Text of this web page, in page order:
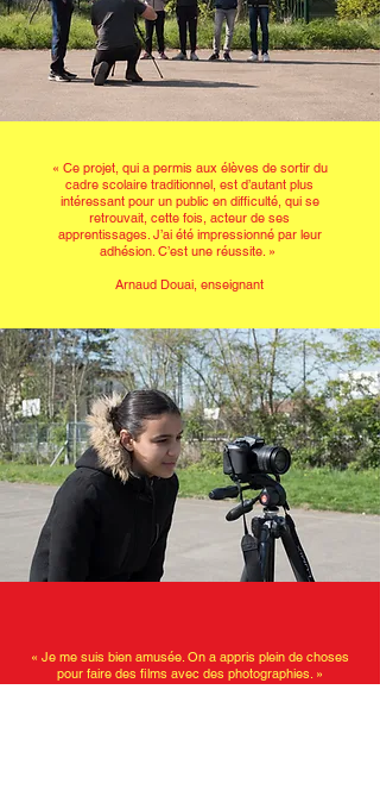
« Ce projet, qui a permis aux élèves de sortir du
cadre scolaire traditionnel, est d’autant plus
intéressant pour un public en difficulté, qui se
retrouvait, cette fois, acteur de ses
apprentissages. J’ai été impressionné par leur
adhésion. C’est une réussite. »
Arnaud Douai, enseignant
« Je me suis bien amusée. On a appris plein de choses
pour faire des films avec des photographies. »